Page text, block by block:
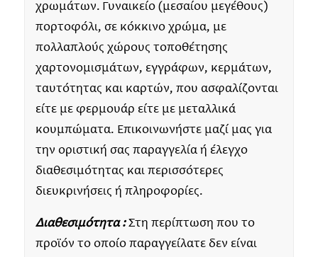
χρωμάτων. Γυναικείο (μεσαίου μεγέθους)
πορτοφόλι, σε κόκκινο χρώμα, με
πολλαπλούς χώρους τοποθέτησης
χαρτονομισμάτων, εγγράφων, κερμάτων,
ταυτότητας και καρτών, που ασφαλίζονται
είτε με φερμουάρ είτε με μεταλλικά
κουμπώματα. Επικοινωνήστε μαζί μας για
την οριστική σας παραγγελία ή έλεγχο
διαθεσιμότητας και περισσότερες
διευκρινήσεις ή πληροφορίες.
Διαθεσιμότητα :Στη περίπτωση που το
προϊόν το οποίο παραγγείλατε δεν είναι